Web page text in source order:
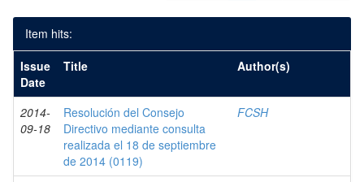
Item hits:
Issue
Date
Title Author(s)
2014-
09-18
Resolución del Consejo
Directivo mediante consulta
realizada el 18 de septiembre
de 2014 (0119)
FCSH